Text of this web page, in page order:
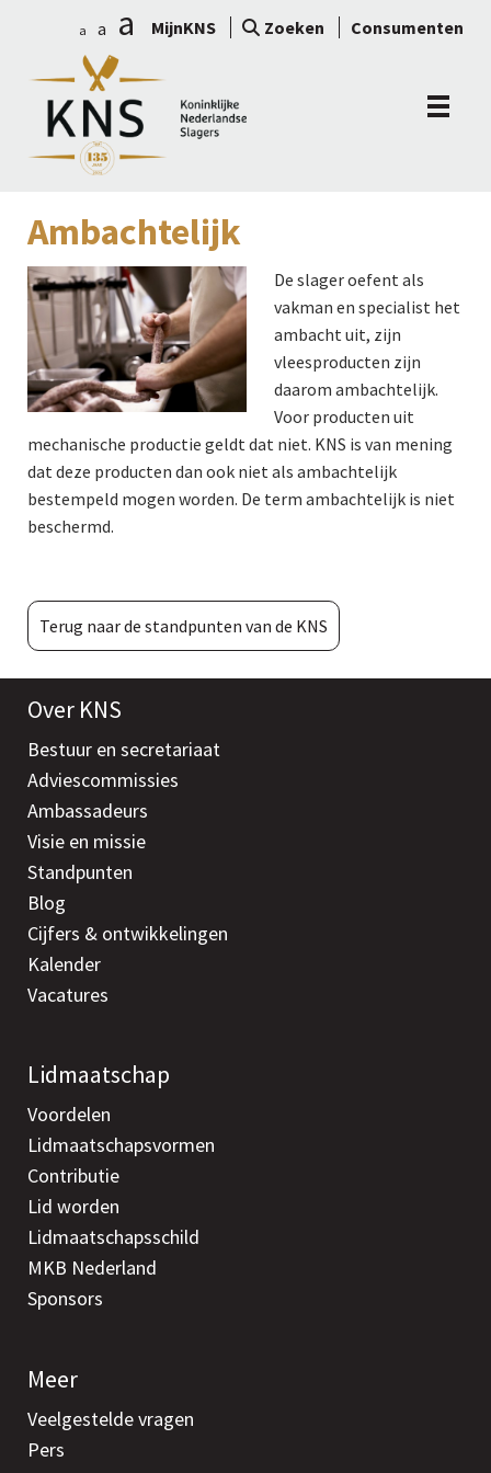
a a a MijnKNS Zoeken Consumenten
Ambachtelijk
De slager oefent als
vakman en specialist het
ambacht uit, zijn
vleesproducten zijn
daarom ambachtelijk.
Voor producten uit
mechanische productie geldt dat niet. KNS is van mening
dat deze producten dan ook niet als ambachtelijk
bestempeld mogen worden. De term ambachtelijk is niet
beschermd.
Terug naar de standpunten van de KNS
Over KNS
Bestuur en secretariaat
Adviescommissies
Ambassadeurs
Visie en missie
Standpunten
Blog
Cijfers & ontwikkelingen
Kalender
Vacatures
Lidmaatschap
Voordelen
Lidmaatschapsvormen
Contributie
Lid worden
Lidmaatschapsschild
MKB Nederland
Sponsors
Meer
Veelgestelde vragen
Pers